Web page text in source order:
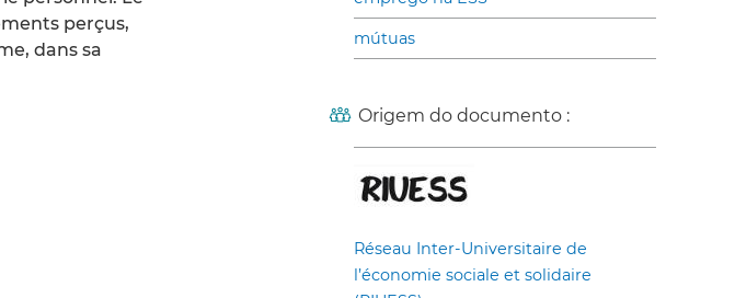
perçus,
dans sa
mútuas
Origem do documento :
Réseau Inter-Universitaire de
l’économie sociale et solidaire